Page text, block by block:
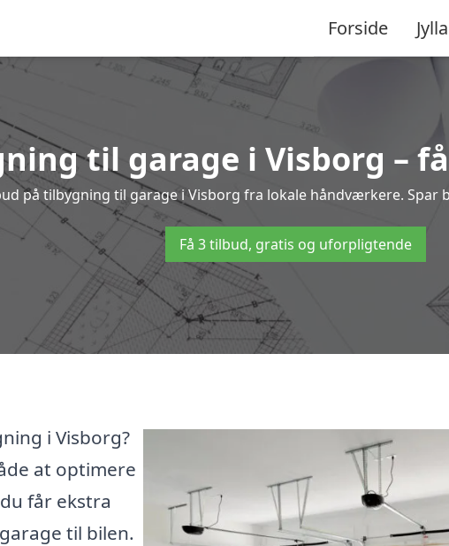
Forside
til garage i Visborg –
på tilbygning til garage i Visborg fra lokale håndværkere. Spar
Få 3 tilbud, gratis og uforpligtende
i Visborg?
at optimere
får ekstra
til bilen.